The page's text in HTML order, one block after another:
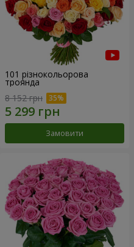
101 різнокольорова
троянда
8 152 грн
Замовити